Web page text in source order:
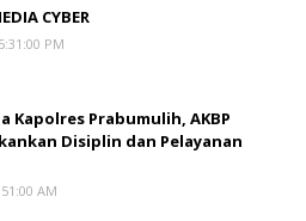
CYBER
PM
Kapolres Prabumulih, AKBP
Disiplin dan Pelayanan
AM